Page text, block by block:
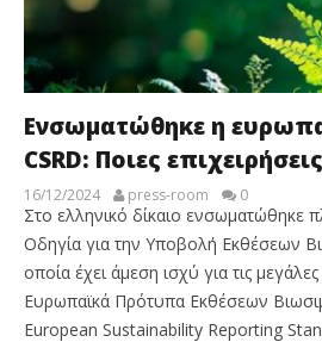
Ενσωματώθηκε η
CSRD: Ποιες
16/12/2024 press-room 0
Στο ελληνικό δίκαιο ενσωματώθηκε
Οδηγία για την Υποβολή Εκθέσεων
οποία έχει άμεση ισχύ για τις
Ευρωπαϊκά Πρότυπα Εκθέσεων
European Sustainability Reporting